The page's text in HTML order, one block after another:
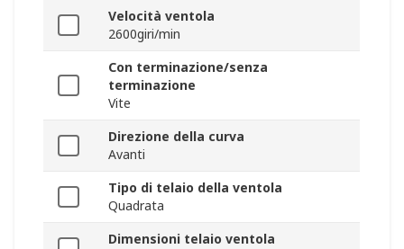
Velocità ventola
2600giri/min
Con terminazione/senza
terminazione
Vite
Direzione della curva
Avanti
Tipo di telaio della ventola
Quadrata
Dimensioni telaio ventola